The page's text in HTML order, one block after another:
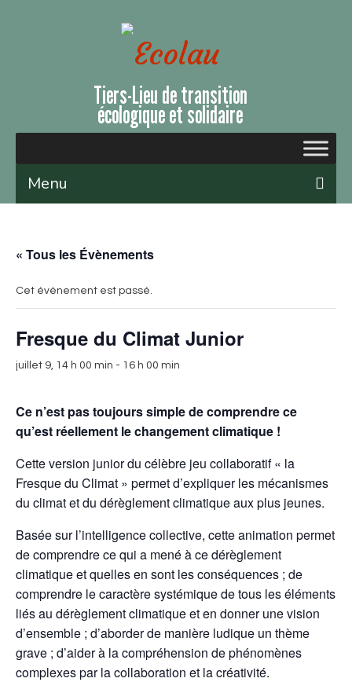
Tiers-Lieu de transition
écologique et solidaire
Menu
Le lieu
Évènements et ateliers
« Tous les Évènements
Cet évènement est passé.
Fresque du Climat Junior
juillet 9, 14 h 00 min - 16 h 00 min
Ce n’est pas toujours simple de comprendre ce
qu’est réellement le changement climatique !
Cette version junior du célèbre jeu collaboratif « la
Fresque du Climat » permet d’expliquer les mécanismes
du climat et du dérèglement climatique aux plus jeunes.
Basée sur l’intelligence collective, cette animation permet
de comprendre ce qui a mené à ce dérèglement
climatique et quelles en sont les conséquences ; de
comprendre le caractère systémique de tous les éléments
liés au dérèglement climatique et en donner une vision
d’ensemble ; d’aborder de manière ludique un thème
grave ; d’aider à la compréhension de phénomènes
complexes par la collaboration et la créativité.